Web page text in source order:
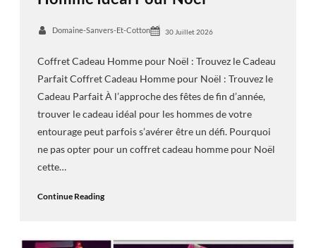
Domaine-Sanvers-Et-Cotton 30 Juillet 2026
Coffret Cadeau Homme pour Noël : Trouvez le Cadeau
Parfait Coffret Cadeau Homme pour Noël : Trouvez le
Cadeau Parfait À l’approche des fêtes de fin d’année,
trouver le cadeau idéal pour les hommes de votre
entourage peut parfois s’avérer être un défi. Pourquoi
ne pas opter pour un coffret cadeau homme pour Noël
cette…
Continue Reading